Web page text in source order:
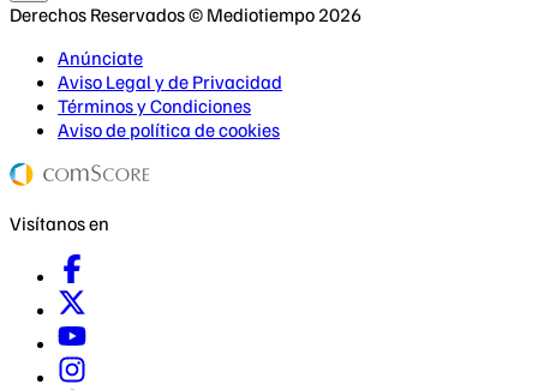
Derechos Reservados © Mediotiempo 2026
Anúnciate
Aviso Legal y de Privacidad
Términos y Condiciones
Aviso de política de cookies
Visítanos en